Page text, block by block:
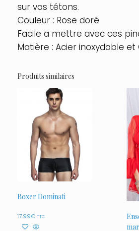
sur vos tétons.
Couleur : Rose doré
Facile a mettre avec ces
Matière : Acier inoxydable et
Produits similaires
Boxer Dominati
17.99€ TTC